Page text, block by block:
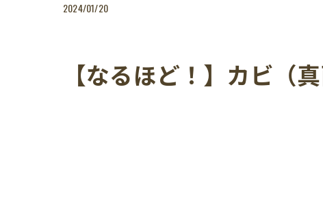
2024/01/20
【なるほど！】カビ（